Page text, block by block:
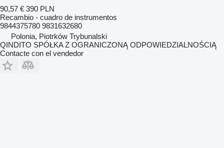
90,57 € 390 PLN
Recambio - cuadro de instrumentos
9844375780 9831632680
Polonia, Piotrków Trybunalski
QINDITO SPÓŁKA Z OGRANICZONĄ ODPOWIEDZIALNOŚCIĄ
Contacte con el vendedor